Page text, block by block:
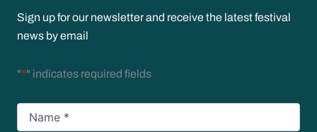
Sign up for our newsletter and receive the latest festival
news by email
"*" indicates required fields